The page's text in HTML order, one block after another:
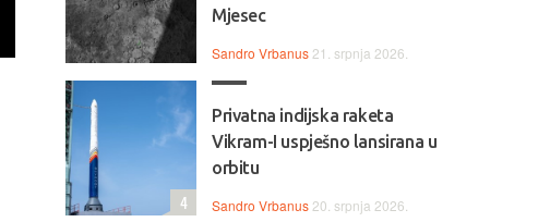
Mjesec
Sandro Vrbanus 21. srpnja 2026.
Privatna indijska raketa
Vikram-I uspješno lansirana u
orbitu
Sandro Vrbanus 20. srpnja 2026.
4